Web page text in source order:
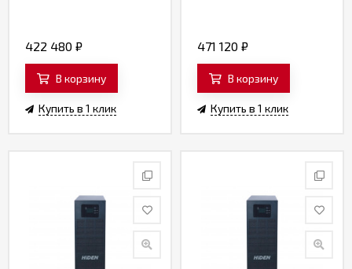
422 480 ₽
В корзину
Купить в 1 клик
471 120 ₽
В корзину
Купить в 1 клик